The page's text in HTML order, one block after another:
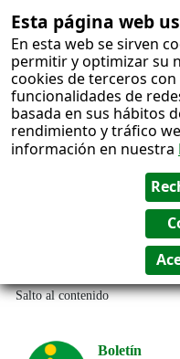
Esta página web
En esta web se sirven
permitir y optimizar su
cookies de terceros
funcionalidades de
basada en sus hábitos
rendimiento y tráfico
información en nuestra
Salto al contenido
Boletín